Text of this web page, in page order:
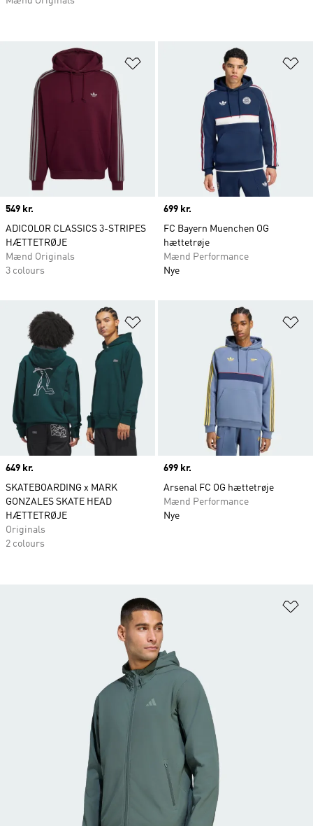
Price
549 kr.
ADICOLOR CLASSICS 3-STRIPES
HÆTTETRØJE
Mænd Originals
3 colours
Price
699 kr.
FC Bayern Muenchen OG
hættetrøje
Mænd Performance
Nye
Price
649 kr.
SKATEBOARDING x MARK
GONZALES SKATE HEAD
HÆTTETRØJE
Originals
2 colours
Price
699 kr.
Arsenal FC OG hættetrøje
Mænd Performance
Nye